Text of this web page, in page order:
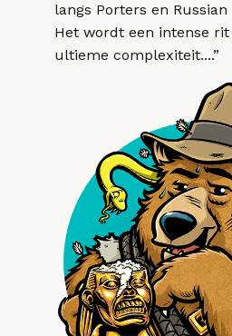
langs Porters en
Het wordt een intense
ultieme complexiteit....”